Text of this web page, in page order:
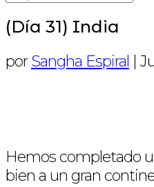
(Día 31) India
porSangha Espiral |
Hemos completado
bien a un gran